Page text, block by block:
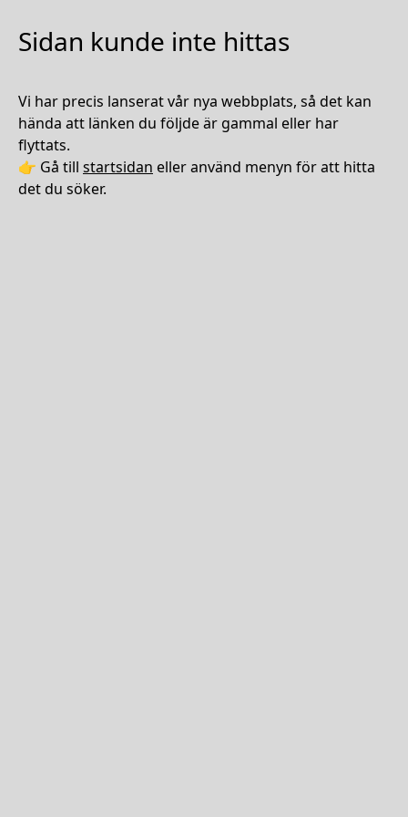
Sidan kunde inte hittas
Vi har precis lanserat vår nya webbplats, så det kan
hända att länken du följde är gammal eller har
flyttats.
👉 Gå till startsidan eller använd menyn för att hitta
det du söker.